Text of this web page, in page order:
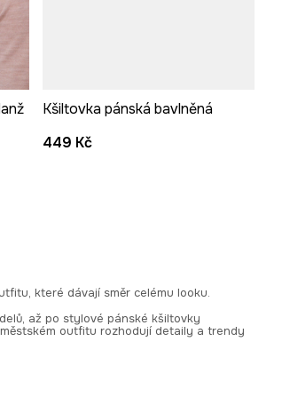
Kšiltovka pánská bavlněná
449 Kč
které dávají směr celému looku.
až po stylové pánské kšiltovky
outfitu rozhodují detaily a trendy